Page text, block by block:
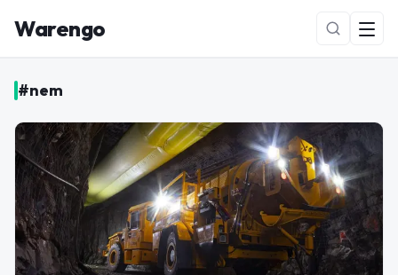
Warengo
NOVÉ
#nem